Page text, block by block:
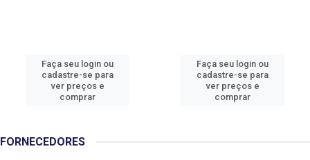
Faça seu login ou
cadastre-se para
ver preços e
comprar
Faça seu login ou
cadastre-se para
ver preços e
comprar
FORNECEDORES